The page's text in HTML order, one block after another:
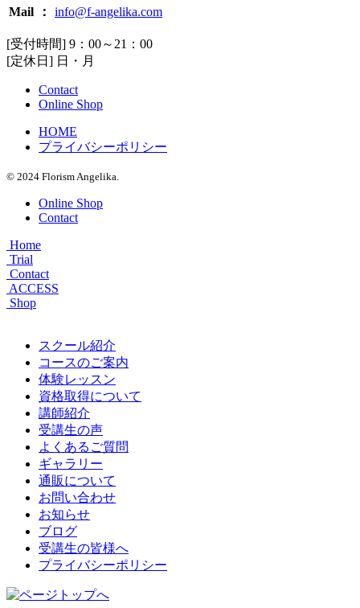
Mail
： info@f-angelika.com
[受付時間] 9：00～21：00
[定休日] 日・月
Contact
Online Shop
HOME
プライバシーポリシー
© 2024 Florism Angelika.
Online Shop
Contact
Home
Trial
Contact
ACCESS
Shop
スクール紹介
コースのご案内
体験レッスン
資格取得について
講師紹介
受講生の声
よくあるご質問
ギャラリー
通販について
お問い合わせ
お知らせ
ブログ
受講生の皆様へ
プライバシーポリシー